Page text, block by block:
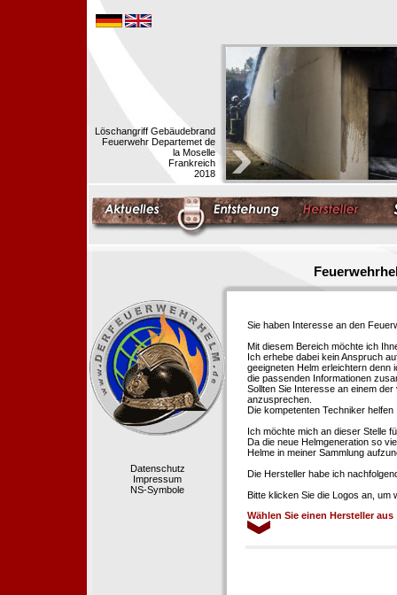
Löschangriff Gebäudebrand
Feuerwehr Departemet de
la Moselle
Frankreich
2018
Datenschutz
Impressum
NS-Symbole
Sie haben Interesse an den
Mit diesem Bereich möchte ich
Ich erhebe dabei kein Anspruch
geeigneten Helm erleichtern
die passenden Informationen
Sollten Sie Interesse an einem
anzusprechen.
Die kompetenten Techniker
Ich möchte mich an dieser Stelle
Da die neue Helmgeneration so
Helme in meiner Sammlung
Die Hersteller habe ich
Bitte klicken Sie die Logos an, um
Wählen Sie einen Hersteller aus